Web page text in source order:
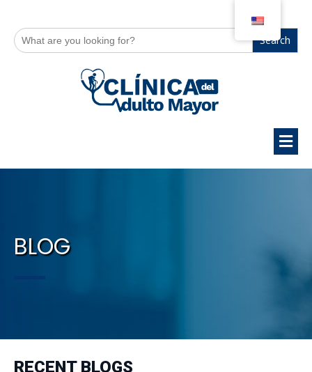
Search
for:
BLOG
RECENT BLOGS